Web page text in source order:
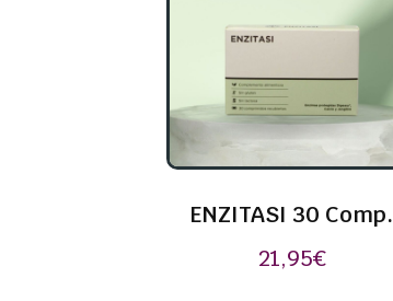
ENZITASI 30 Comp.
21,95€